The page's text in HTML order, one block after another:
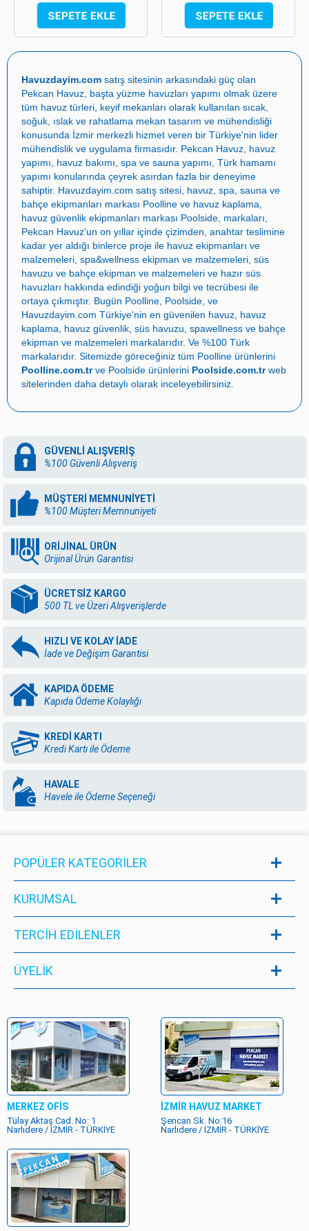
Havuzdayim.com satış sitesinin arkasındaki güç olan
Pekcan Havuz , başta yüzme havuzları yapımı olmak üzere
tüm havuz türleri, keyif mekanları olarak kullanılan sıcak,
soğuk, ıslak ve rahatlama mekan tasarım ve mühendisliği
konusunda İzmir merkezli hizmet veren bir Türkiye'nin lider
mühendislik ve uygulama firmasıdır. Pekcan Havuz havuz
yapımı
havuz bakımı spa ve sauna yapımı Türk hamamı
yapımı konularında çeyrek asırdan fazla bir deneyime
sahiptir. Havuzdayim.com satış sitesi, havuz, spa, sauna ve
bahçe ekipmanları markası Poolline ve havuz kaplama,
havuz güvenlik ekipmanları markası Poolside , markaları,
Pekcan Havuz'un on yıllar içinde çizimden, anahtar teslimine
kadar yer aldığı binlerce proje ile havuz ekipmanları ve
malzemeleri spa&wellness ekipman ve malzemeleri süs
havuzu ve bahçe ekipman ve malzemeleri ve hazır süs
havuzları hakkında edindiği yoğun bilgi ve tecrübesi ile
ortaya çıkmıştır. Bugün Poolline Poolside , ve
Havuzdayim.com Türkiye'nin en güvenilen havuz havuz
kaplama
havuz güvenlik süs havuzu spawellness ve bahçe
ekipman ve malzemeleri markalarıdır. Ve %100 Türk
markalarıdır. Sitemizde göreceğiniz tüm Poolline ürünlerini
Poolline.com.trve Poolside ürünlerini Poolside.com.trweb
sitelerinden daha detaylı olarak inceleyebilirsiniz.
GÜVENLİ ALIŞVERİŞ
%100 Güvenli Alışveriş
MÜŞTERİ MEMNUNİYETİ
%100 Müşteri Memnuniyeti
ORİJİNAL ÜRÜN
Orijinal Ürün Garantisi
ÜCRETSİZ KARGO
500 TL ve Üzeri Alışverişlerde
HIZLI VE KOLAY İADE
İade ve Değişim Garantisi
KAPIDA ÖDEME
Kapıda Ödeme Kolaylığı
KREDİ KARTI
Kredi Kartı ile Ödeme
HAVALE
Havele ile Ödeme Seçeneği
POPÜLER KATEGORILER
KURUMSAL
TERCİH EDİLENLER
ÜYELIK
MERKEZ OFİS
Tülay Aktaş Cad. No: 1
Narlıdere / İZMİR - TÜRKİYE
İZMİR HAVUZ MARKET
Şencan Sk. No:16
Narlıdere / İZMİR - TÜRKİYE